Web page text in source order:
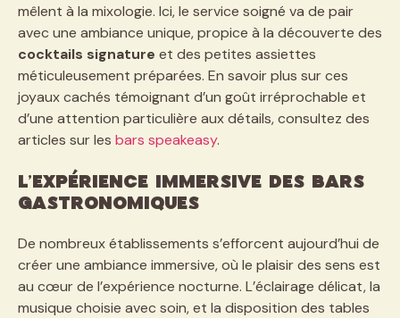
mêlent à la mixologie. Ici, le service soigné va de pair
avec une ambiance unique, propice à la découverte des
cocktails signature et des petites assiettes
méticuleusement préparées. En savoir plus sur ces
joyaux cachés témoignant d’un goût irréprochable et
d’une attention particulière aux détails, consultez des
articles sur les bars speakeasy.
L’expérience immersive des bars
gastronomiques
De nombreux établissements s’efforcent aujourd’hui de
créer une ambiance immersive, où le plaisir des sens est
au cœur de l’expérience nocturne. L’éclairage délicat, la
musique choisie avec soin, et la disposition des tables